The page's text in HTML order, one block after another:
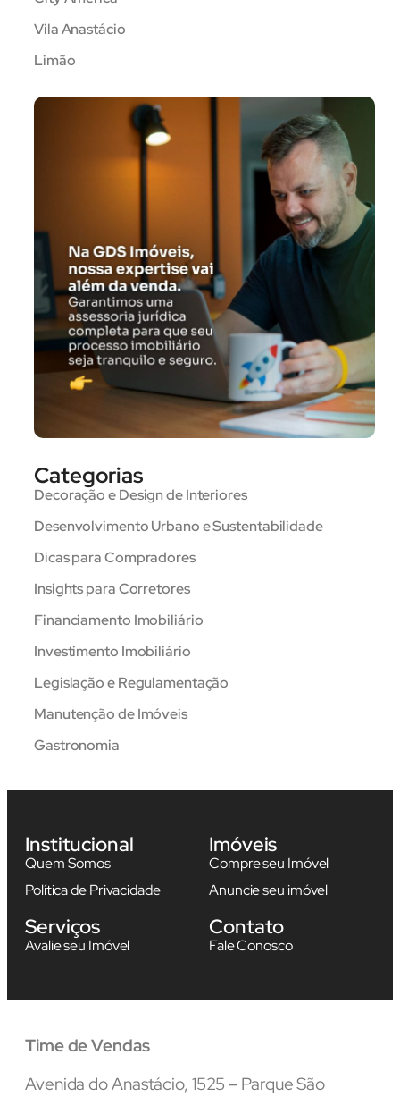
Vila Anastácio
Limão
Categorias
Decoração e Design de Interiores
Desenvolvimento Urbano e Sustentabilidade
Dicas para Compradores
Insights para Corretores
Financiamento Imobiliário
Investimento Imobiliário
Legislação e Regulamentação
Manutenção de Imóveis
Gastronomia
Institucional
Quem Somos
Política de Privacidade
Imóveis
Compre seu Imóvel
Anuncie seu imóvel
Serviços
Avalie seu Imóvel
Contato
Fale Conosco
Time de Vendas
Avenida do Anastácio, 1525 – Parque São